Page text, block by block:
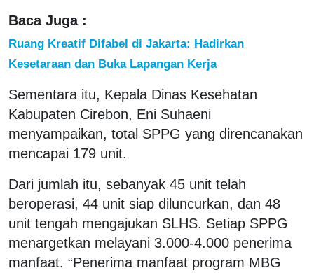
Baca Juga :
Ruang Kreatif Difabel di Jakarta: Hadirkan
Kesetaraan dan Buka Lapangan Kerja
Sementara itu, Kepala Dinas Kesehatan
Kabupaten Cirebon, Eni Suhaeni
menyampaikan, total SPPG yang direncanakan
mencapai 179 unit.
Dari jumlah itu, sebanyak 45 unit telah
beroperasi, 44 unit siap diluncurkan, dan 48
unit tengah mengajukan SLHS. Setiap SPPG
menargetkan melayani 3.000-4.000 penerima
manfaat. “Penerima manfaat program MBG